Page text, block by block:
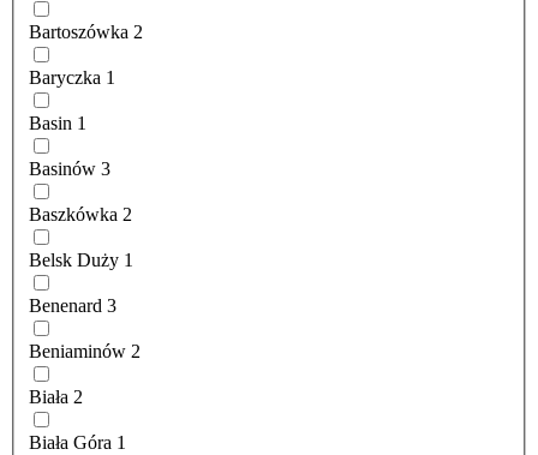
Bartoszówka 2
Baryczka 1
Basin 1
Basinów 3
Baszkówka 2
Belsk Duży 1
Benenard 3
Beniaminów 2
Biała 2
Biała Góra 1